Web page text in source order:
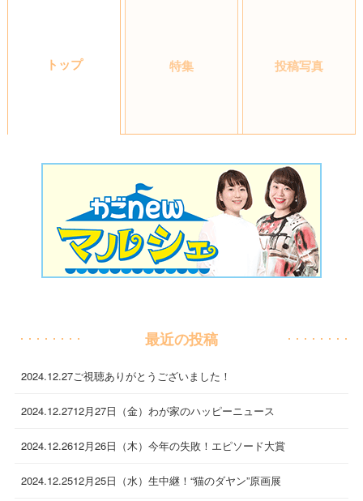
トップ 特集 投稿写真
最近の投稿
2024.12.27ご視聴ありがとうございました！
2024.12.2712月27日（金）わが家のハッピーニュース
2024.12.2612月26日（木）今年の失敗！エピソード大賞
2024.12.2512月25日（水）生中継！“猫のダヤン”原画展